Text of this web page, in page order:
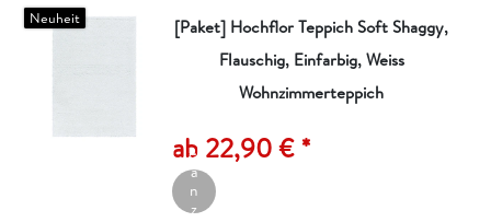
Neuheit
[Paket] Hochflor Teppich Soft Shaggy,
Flauschig, Einfarbig, Weiss
Wohnzimmerteppich
ab 22,90 € *
ik
el
a
n
z